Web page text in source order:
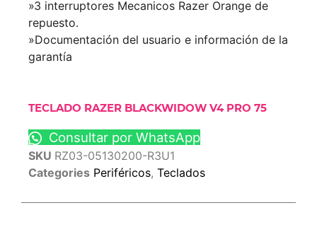
»3 interruptores Mecanicos Razer Orange de
repuesto.
»Documentación del usuario e información de la
garantía
TECLADO RAZER BLACKWIDOW V4 PRO 75
Consultar por WhatsApp
SKU RZ03-05130200-R3U1
Categories Periféricos, Teclados